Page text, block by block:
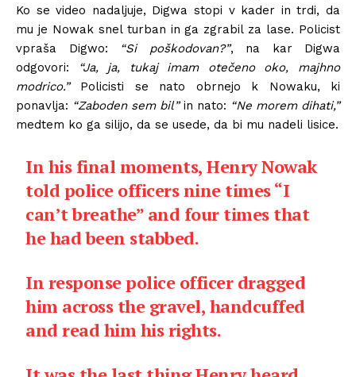
Ko se video nadaljuje, Digwa stopi v kader in trdi, da
mu je Nowak snel turban in ga zgrabil za lase. Policist
vpraša Digwo:
“Si poškodovan?”, na kar Digwa
odgovori:
“Ja, ja, tukaj imam otečeno oko, majhno
modrico.”Policisti se nato obrnejo k Nowaku, ki
ponavlja: “Zaboden sem bil”in nato: “Ne morem dihati,”
medtem ko ga silijo, da se usede, da bi mu nadeli lisice.
In his final moments, Henry Nowak
told police officers nine times “I
can’t breathe” and four times that
he had been stabbed.
In response police officer dragged
him across the gravel, handcuffed
and read him his rights.